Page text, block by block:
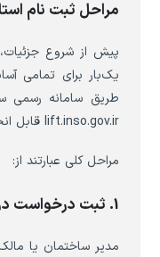
مراحل ثبت نام
یک‌بار برای تمامی
طریق سامانه رسمی
lift.inso.gov.ir قابل انجام است.
مراحل کلی عبارتند از:
1. ثبت درخواست در سامانه
مدیر ساختمان یا